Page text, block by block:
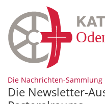
Die Nachrichten-Sammlung:
Die Newsletter-